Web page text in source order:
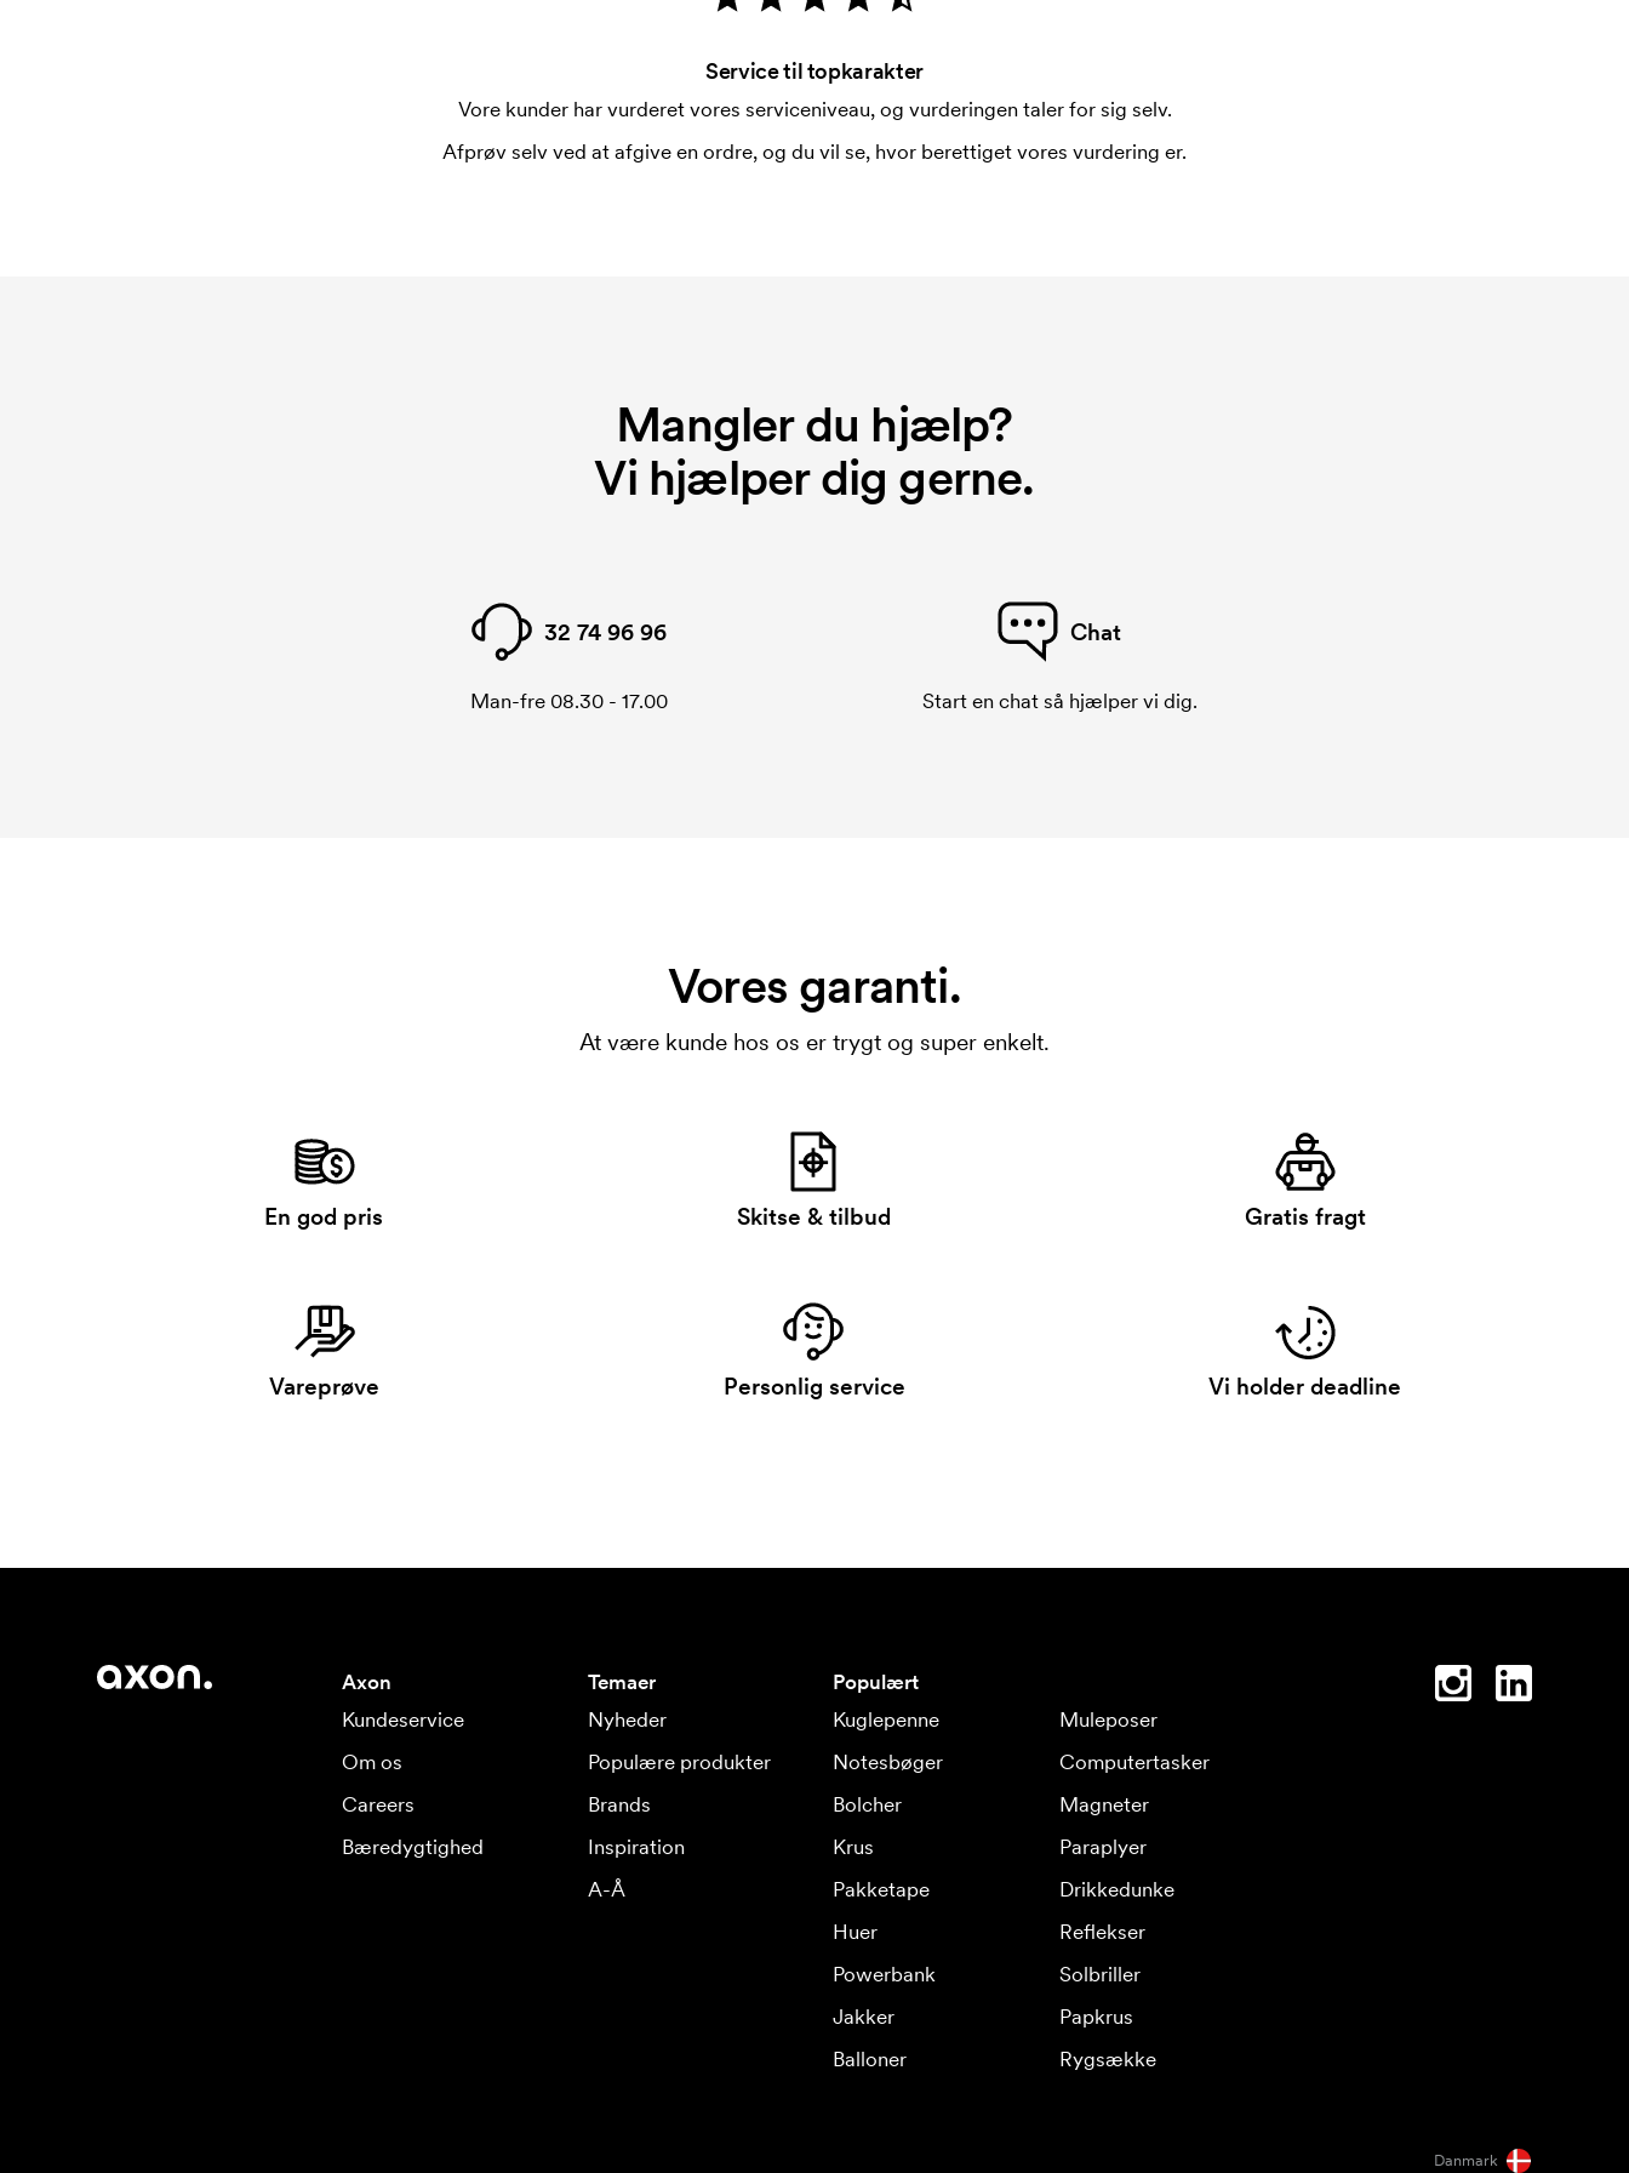
Service til topkarakter
Vore kunder har vurderet vores serviceniveau, og vurderingen taler for sig selv.
Afprøv selv ved at afgive en ordre, og du vil se, hvor berettiget vores vurdering er.
Mangler du hjælp?
Vi hjælper dig gerne.
32 74 96 96
Man-fre 08.30 - 17.00
Chat
Start en chat så hjælper vi dig.
Vores garanti.
At være kunde hos os er trygt og super enkelt.
En god pris Skitse & tilbud Gratis fragt
Vareprøve Personlig service Vi holder deadline
Axon
Kundeservice
Om os
Careers
Bæredygtighed
Temaer
Nyheder
Populære produkter
Brands
Inspiration
A-Å
Populært
Kuglepenne
Muleposer
Notesbøger
Computertasker
Bolcher
Magneter
Krus
Paraplyer
Pakketape
Drikkedunke
Huer
Reflekser
Powerbank
Solbriller
Jakker
Papkrus
Balloner
Rygsække
Danmark